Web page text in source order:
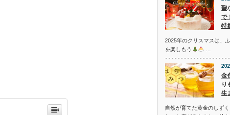
聖
で
特
2025年のクリスマスは、
を楽しもう
金
り
生
自然が育てた黄金のしず